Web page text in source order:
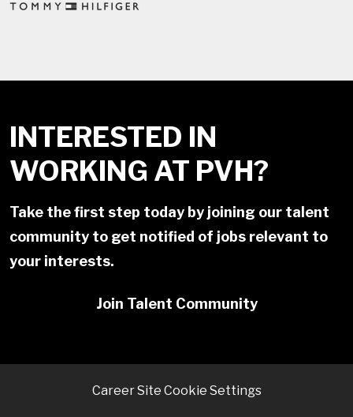
INTERESTED IN
WORKING AT PVH?
Take the first step today by joining our talent
community to get notified of jobs relevant to
your interests.
Join Talent Community
Career Site Cookie Settings